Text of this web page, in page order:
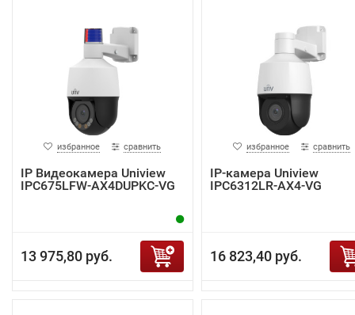
избранное сравнить
IP Видеокамера Uniview
IPC675LFW-AX4DUPKC-VG
13 975,80 руб.
избранное сравнить
IP-камера Uniview
IPC6312LR-AX4-VG
16 823,40 руб.